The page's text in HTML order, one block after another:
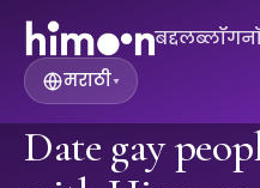
बद्दलब्लॉग
मराठी▾
Date gay